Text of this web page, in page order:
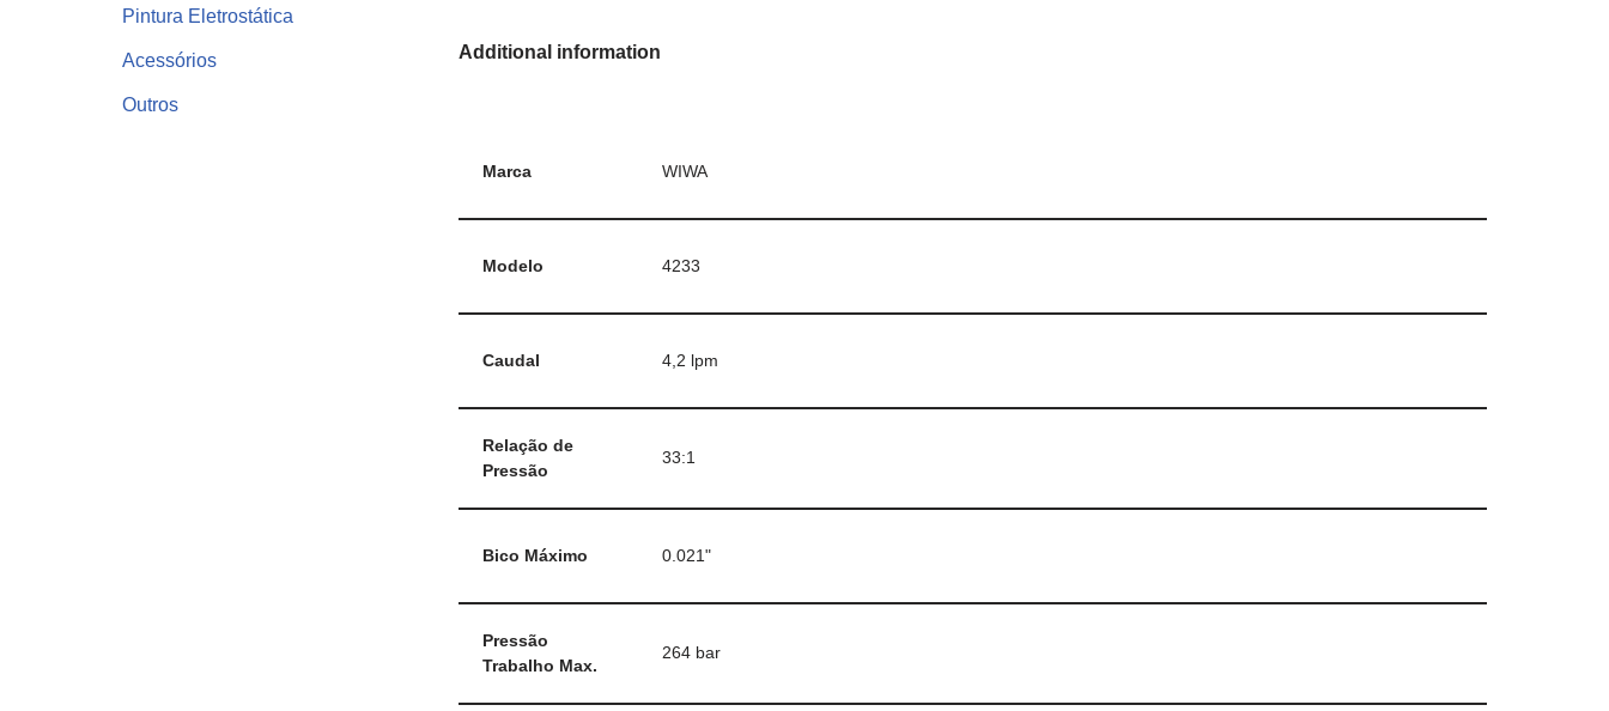
Pintura Eletrostática
Acessórios
Outros
Additional information
Marca WIWA
Modelo 4233
Caudal 4,2 lpm
Relação de
Pressão
33:1
Bico Máximo 0.021"
Pressão
Trabalho Max.
264 bar